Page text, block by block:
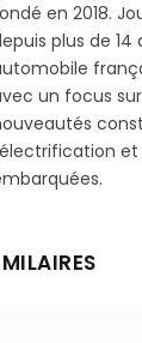
en 2018.
plus de 14
un focus sur